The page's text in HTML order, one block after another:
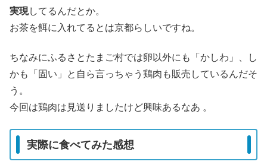
実現してるんだとか。
お茶を餌に入れてるとは京都らしいですね。
ちなみにふるさとたまご村では卵以外にも「かしわ」、し
かも「固い」と自ら言っちゃう鶏肉も販売しているんだそ
う。
今回は鶏肉は見送りましたけど興味あるなあ 。
実際に食べてみた感想